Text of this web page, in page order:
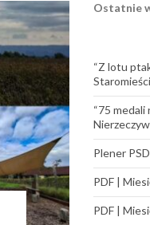
Ostatnie
“Z lotu
“75 medali
Plener
PDF |
PDF |